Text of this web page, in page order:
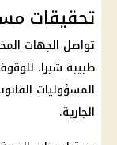
تحقيقات
تواصل الجهات
طبيبة شبرا،
المسؤوليات
الجارية.